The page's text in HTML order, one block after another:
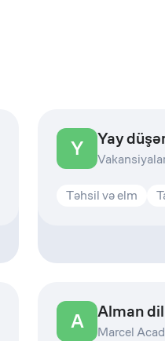
Y Yay
Təhsil və elm
A Alman
Marcel